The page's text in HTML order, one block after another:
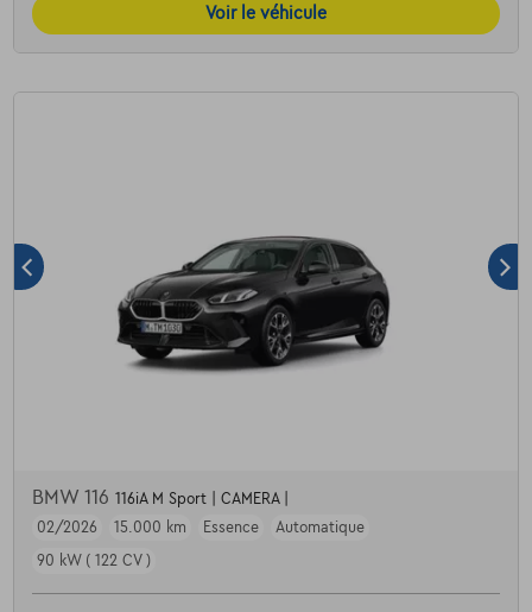
Voir le véhicule
BMW 116 116iA M Sport | CAMERA |
02/2026
15.000 km Essence
Automatique
90 kW ( 122 CV )